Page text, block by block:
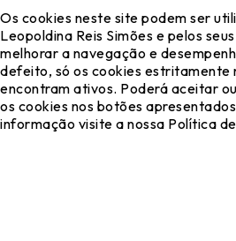
Os cookies neste site podem ser
Leopoldina Reis Simões e pelos
melhorar a navegação e
defeito, só os cookies estritamente
encontram ativos. Poderá aceitar
os cookies nos botões
informação visite a nossa Política